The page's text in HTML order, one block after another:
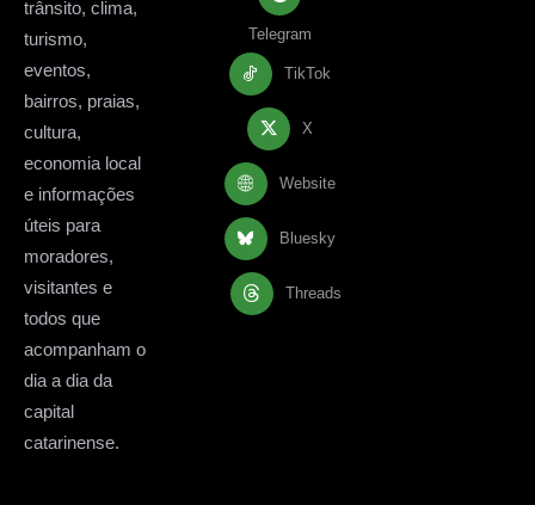
trânsito, clima,
turismo,
eventos,
bairros, praias,
cultura,
economia local
e informações
úteis para
moradores,
visitantes e
todos que
acompanham o
dia a dia da
capital
catarinense.
Telegram
TikTok
X
Website
Bluesky
Threads